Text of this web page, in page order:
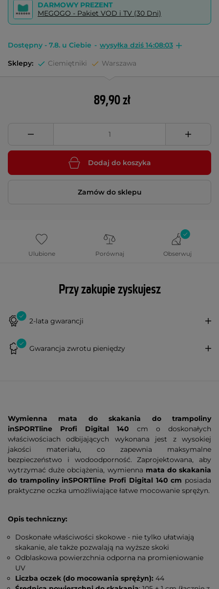
DARMOWY PREZENT
MEGOGO - Pakiet VOD i TV (30 Dni)
Dostępny - 7.8. u Ciebie - wysyłka dziś 14:08:02
Sklepy: Ciemiętniki Warszawa
89,90 zł
Dodaj do koszyka
Zamów do sklepu
Ulubione Porównaj Obserwuj
Przy zakupie zyskujesz
2-lata gwarancji
Gwarancja zwrotu pieniędzy
Wymienna mata do skakania do trampoliny
inSPORTline Profi Digital 140 cm o doskonałych
właściwościach odbijających wykonana jest z wysokiej
jakości materiału, co zapewnia maksymalne
bezpieczeństwo i wodoodporność. Zaprojektowana, aby
wytrzymać duże obciążenia, wymienna mata do skakania
do trampoliny inSPORTline Profi Digital 140 cm posiada
praktyczne oczka umożliwiające łatwe mocowanie sprężyn.
Opis techniczny:
Doskonałe właściwości skokowe - nie tylko ułatwiają
skakanie, ale także pozwalają na wyższe skoki
Odblaskowa powierzchnia odporna na promieniowanie
UV
Liczba oczek (do mocowania sprężyn):44